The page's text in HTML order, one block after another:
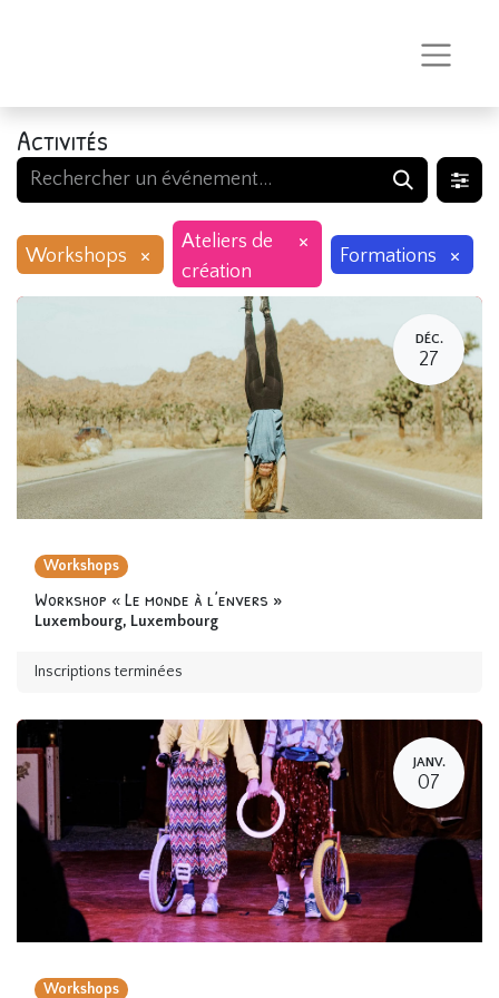
Activités
Workshops ×
Ateliers de
création
×
Formations ×
DÉC.
27
Workshops
Workshop « Le monde à l’envers »
Luxembourg, Luxembourg
Inscriptions terminées
JANV.
07
Workshops